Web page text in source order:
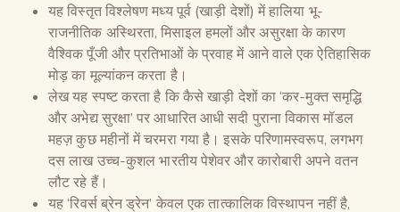
यह विस्तृत विश्लेषण मध्य पूर्व (खाड़ी देशों) में हालिया भू-
राजनीतिक अस्थिरता, मिसाइल हमलों और असुरक्षा के कारण
वैश्विक पूँजी और प्रतिभाओं के प्रवाह में आने वाले एक ऐतिहासिक
मोड़ का मूल्यांकन करता है।
लेख यह स्पष्ट करता है कि कैसे खाड़ी देशों का ‘कर-मुक्त समृद्धि
और अभेद्य सुरक्षा’ पर आधारित आधी सदी पुराना विकास मॉडल
महज़ कुछ महीनों में चरमरा गया है। इसके परिणामस्वरूप, लगभग
दस लाख उच्च-कुशल भारतीय पेशेवर और कारोबारी अपने वतन
लौट रहे हैं।
यह ‘रिवर्स ब्रेन ड्रेन’ केवल एक तात्कालिक विस्थापन नहीं है,